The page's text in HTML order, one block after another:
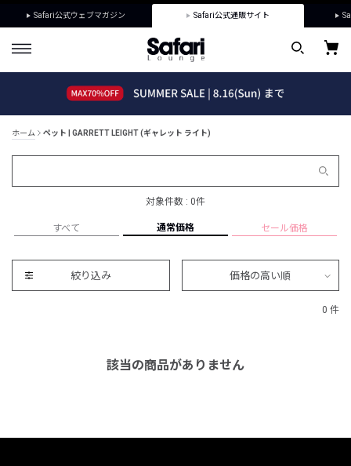
Safari公式ウェブマガジン Safari公式通販サイト
ホーム ペット | GARRETT LEIGHT (ギャレット ライト)
対象件数 : 0件
すべて 通常価格 セール価格
絞り込み 価格の高い順
0 件
該当の商品がありません